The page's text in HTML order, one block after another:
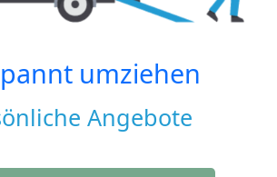
umziehen
Angebote